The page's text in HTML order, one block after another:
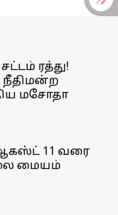
ரத்து!
நீதிமன்ற
மசோதா
11 வரை
மையம்